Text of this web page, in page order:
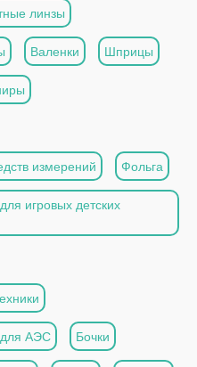
линзы
Валенки Шприцы
измерений Фольга
игровых детских
АЭС Бочки